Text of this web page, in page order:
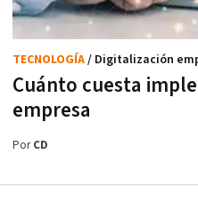
Cuánto cuesta
empresa
TECNOLOGÍA/ Digitalización
PorCD